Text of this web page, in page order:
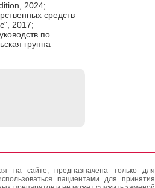
2024;
средств
2017;
по
группа
на сайте, предназначена только для
пациентами для принятия